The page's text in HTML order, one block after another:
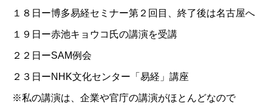
１８日ー博多易経セミナー第２回目、終了後は名古屋へ
１９日ー赤池キョウコ氏の講演を受講
２２日ーSAM例会
２３日ーNHK文化センター「易経」講座
※私の講演は、企業や官庁の講演がほとんどなので